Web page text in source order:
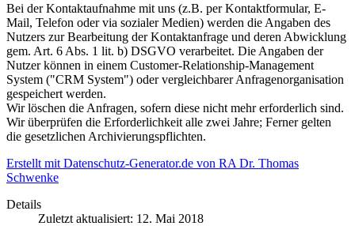
Bei der Kontaktaufnahme mit uns (z.B. per Kontaktformular, E-
Mail, Telefon oder via sozialer Medien) werden die Angaben des
Nutzers zur Bearbeitung der Kontaktanfrage und deren Abwicklung
gem. Art. 6 Abs. 1 lit. b) DSGVO verarbeitet. Die Angaben der
Nutzer können in einem Customer-Relationship-Management
System ("CRM System") oder vergleichbarer Anfragenorganisation
gespeichert werden.
Wir löschen die Anfragen, sofern diese nicht mehr erforderlich sind.
Wir überprüfen die Erforderlichkeit alle zwei Jahre; Ferner gelten
die gesetzlichen Archivierungspflichten.
Erstellt mit Datenschutz-Generator.de von RA Dr. Thomas
Schwenke
Details
Zuletzt aktualisiert: 12. Mai 2018